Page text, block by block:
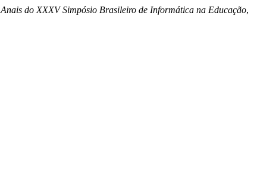
Anais do XXXV Simpósio Brasileiro de Informática na Educação,